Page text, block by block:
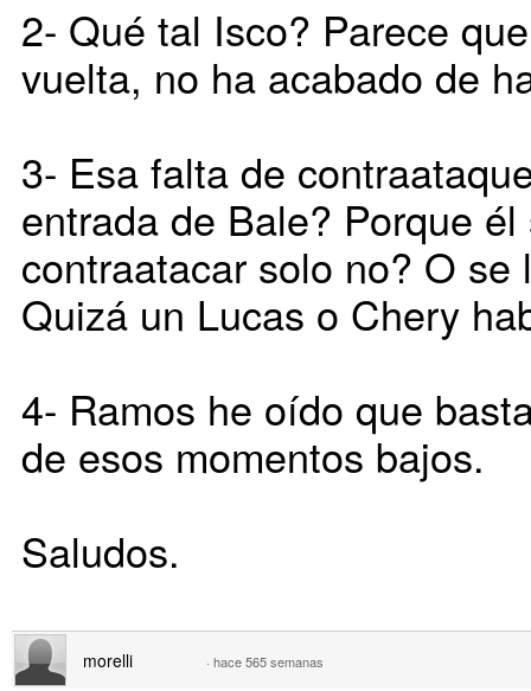
2- Qué tal Isco? Parece
vuelta, no ha acabado de
3- Esa falta de
entrada de Bale? Porque
contraatacar solo no? O
Quizá un Lucas o Chery
4- Ramos he oído que
de esos momentos bajos.
Saludos.
morelli · hace 565 semanas